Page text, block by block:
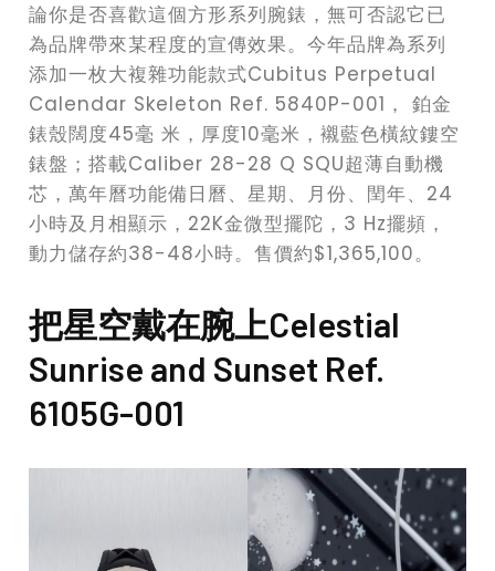
論你是否喜歡這個方形系列腕錶，無可否認它已
為品牌帶來某程度的宣傳效果。今年品牌為系列
添加一枚大複雜功能款式Cubitus Perpetual
Calendar Skeleton Ref. 5840P-001， 鉑金
錶殼闊度45毫 米，厚度10毫米，襯藍色橫紋鏤空
錶盤；搭載Caliber 28-28 Q SQU超薄自動機
芯，萬年曆功能備日曆、星期、月份、閏年、24
小時及月相顯示，22K金微型擺陀，3 Hz擺頻，
動力儲存約38-48小時。售價約$1,365,100。
把星空戴在腕上Celestial
Sunrise and Sunset Ref.
6105G-001